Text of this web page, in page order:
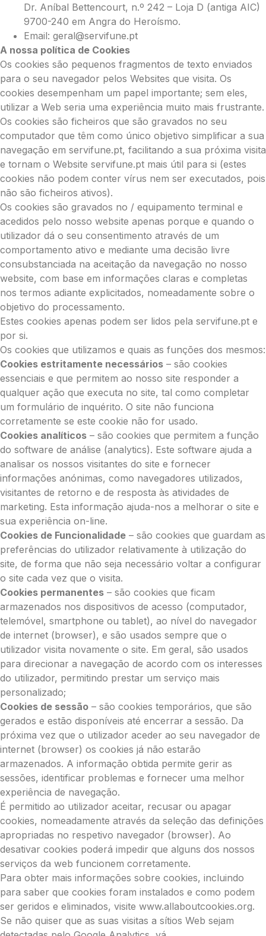
Dr. Aníbal Bettencourt, n.º 242 – Loja D (antiga AIC)
9700-240 em Angra do Heroísmo.
Email: geral@servifune.pt
A nossa política de Cookies
Os cookies são pequenos fragmentos de texto enviados
para o seu navegador pelos Websites que visita. Os
cookies desempenham um papel importante; sem eles,
utilizar a Web seria uma experiência muito mais frustrante.
Os cookies são ficheiros que são gravados no seu
computador que têm como único objetivo simplificar a sua
navegação em servifune.pt, facilitando a sua próxima visita
e tornam o Website servifune.pt mais útil para si (estes
cookies não podem conter vírus nem ser executados, pois
não são ficheiros ativos).
Os cookies são gravados no / equipamento terminal e
acedidos pelo nosso website apenas porque e quando o
utilizador dá o seu consentimento através de um
comportamento ativo e mediante uma decisão livre
consubstanciada na aceitação da navegação no nosso
website, com base em informações claras e completas
nos termos adiante explicitados, nomeadamente sobre o
objetivo do processamento.
Estes cookies apenas podem ser lidos pela servifune.pt e
por si.
Os cookies que utilizamos e quais as funções dos mesmos:
Cookies estritamente necessários – são cookies
essenciais e que permitem ao nosso site responder a
qualquer ação que executa no site, tal como completar
um formulário de inquérito. O site não funciona
corretamente se este cookie não for usado.
Cookies analíticos – são cookies que permitem a função
do software de análise (analytics). Este software ajuda a
analisar os nossos visitantes do site e fornecer
informações anónimas, como navegadores utilizados,
visitantes de retorno e de resposta às atividades de
marketing. Esta informação ajuda-nos a melhorar o site e
sua experiência on-line.
Cookies de Funcionalidade – são cookies que guardam as
preferências do utilizador relativamente à utilização do
site, de forma que não seja necessário voltar a configurar
o site cada vez que o visita.
Cookies permanentes – são cookies que ficam
armazenados nos dispositivos de acesso (computador,
telemóvel, smartphone ou tablet), ao nível do navegador
de internet (browser), e são usados sempre que o
utilizador visita novamente o site. Em geral, são usados
para direcionar a navegação de acordo com os interesses
do utilizador, permitindo prestar um serviço mais
personalizado;
Cookies de sessão – são cookies temporários, que são
gerados e estão disponíveis até encerrar a sessão. Da
próxima vez que o utilizador aceder ao seu navegador de
internet (browser) os cookies já não estarão
armazenados. A informação obtida permite gerir as
sessões, identificar problemas e fornecer uma melhor
experiência de navegação.
É permitido ao utilizador aceitar, recusar ou apagar
cookies, nomeadamente através da seleção das definições
apropriadas no respetivo navegador (browser). Ao
desativar cookies poderá impedir que alguns dos nossos
serviços da web funcionem corretamente.
Para obter mais informações sobre cookies, incluindo
para saber que cookies foram instalados e como podem
ser geridos e eliminados, visite www.allaboutcookies.org.
Se não quiser que as suas visitas a sítios Web sejam